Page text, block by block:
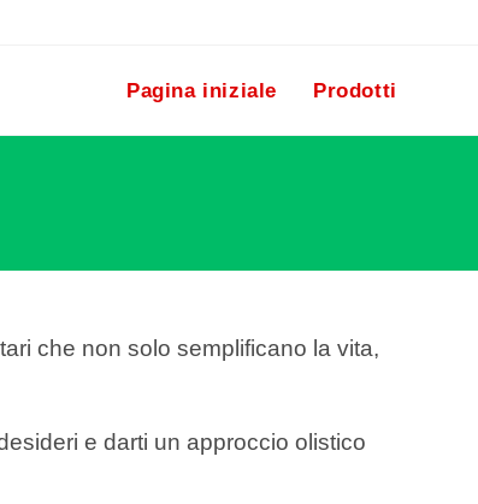
Pagina iniziale Prodotti
che non solo semplificano la vita,
e darti un approccio olistico